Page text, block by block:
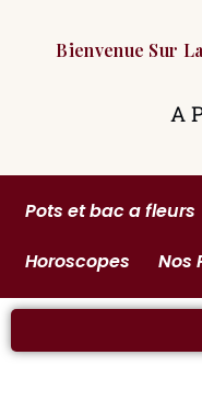
Bienvenue Sur
A
Pots et bac a fleurs
Horoscopes
Nos